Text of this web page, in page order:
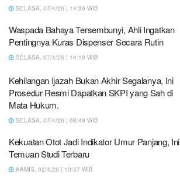
SELASA, 07/4/26 | 14:30 WIB
Waspada Bahaya Tersembunyi, Ahli Ingatkan
Pentingnya Kuras Dispenser Secara Rutin
SELASA, 07/4/26 | 14:10 WIB
Kehilangan Ijazah Bukan Akhir Segalanya, Ini
Prosedur Resmi Dapatkan SKPI yang Sah di
Mata Hukum.
SELASA, 07/4/26 | 08:49 WIB
Kekuatan Otot Jadi Indikator Umur Panjang, Ini
Temuan Studi Terbaru
KAMIS, 02/4/26 | 10:37 WIB